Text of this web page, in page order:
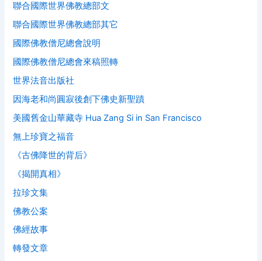
聯合國際世界佛教總部文
聯合國際世界佛教總部其它
國際佛教僧尼總會說明
國際佛教僧尼總會來稿照轉
世界法音出版社
因海老和尚圓寂後創下佛史新聖蹟
美國舊金山華藏寺 Hua Zang Si in San Francisco
無上珍寶之福音
《古佛降世的背后》
《揭開真相》
拉珍文集
佛教公案
佛經故事
轉發文章